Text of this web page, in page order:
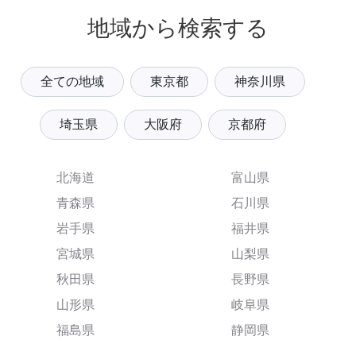
地域から検索する
全ての地域 東京都 神奈川県
埼玉県 大阪府 京都府
北海道
青森県
岩手県
宮城県
秋田県
山形県
福島県
富山県
石川県
福井県
山梨県
長野県
岐阜県
静岡県